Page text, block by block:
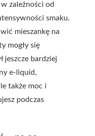
zależności od
smaku.
mieszankę na
mogły się
jeszcze bardziej
e-liquid,
także moc i
podczas